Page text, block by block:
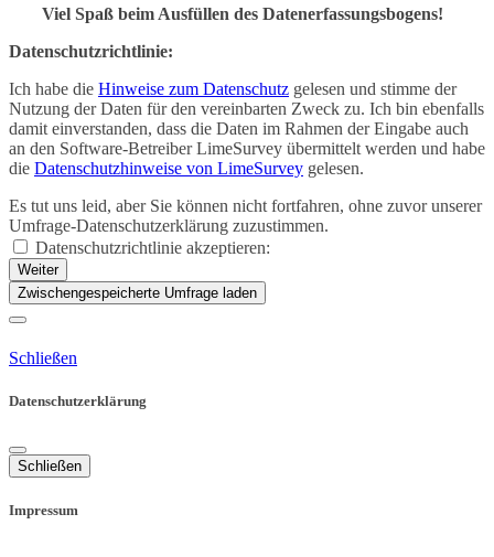
Viel Spaß beim Ausfüllen des Datenerfassungsbogens!
Datenschutzrichtlinie:
Ich habe die Hinweise zum Datenschutz gelesen und stimme der
Nutzung der Daten für den vereinbarten Zweck zu. Ich bin ebenfalls
damit einverstanden, dass die Daten im Rahmen der Eingabe auch
an den Software-Betreiber LimeSurvey übermittelt werden und habe
die Datenschutzhinweise von LimeSurvey gelesen.
Es tut uns leid, aber Sie können nicht fortfahren, ohne zuvor unserer
Umfrage-Datenschutzerklärung zuzustimmen.
Datenschutzrichtlinie akzeptieren:
Weiter
Zwischengespeicherte Umfrage laden
Schließen
Datenschutzerklärung
Schließen
Impressum